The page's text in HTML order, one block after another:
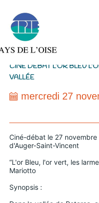
CINÉ DÉBAT L'OR BLEU
VALLÉE
mercredi 27
Ciné-débat le 27
d'Auger-Saint-Vincent
“L'or Bleu, l'or vert, les
Mariotto
Synopsis :